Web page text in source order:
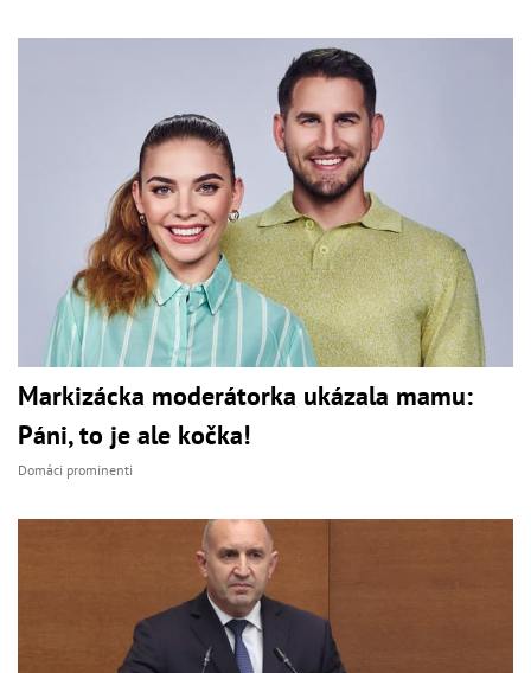
Markizácka moderátorka ukázala mamu:
Páni, to je ale kočka!
Domáci prominenti